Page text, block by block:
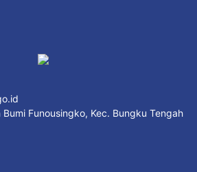
Funousingko, Kec. Bungku Tengah